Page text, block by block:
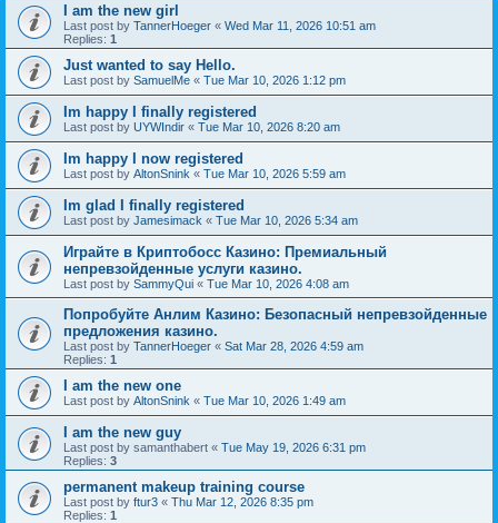
I am the new girl
Last post by TannerHoeger « Wed Mar 11, 2026 10:51 am
Replies: 1
Just wanted to say Hello.
Last post by SamuelMe « Tue Mar 10, 2026 1:12 pm
Im happy I finally registered
Last post by UYWIndir « Tue Mar 10, 2026 8:20 am
Im happy I now registered
Last post by AltonSnink « Tue Mar 10, 2026 5:59 am
Im glad I finally registered
Last post by Jamesimack « Tue Mar 10, 2026 5:34 am
Играйте в Криптобосс Казино: Премиальный
непревзойденные услуги казино.
Last post by SammyQui « Tue Mar 10, 2026 4:08 am
Попробуйте Анлим Казино: Безопасный непревзойденные
предложения казино.
Last post by TannerHoeger « Sat Mar 28, 2026 4:59 am
Replies: 1
I am the new one
Last post by AltonSnink « Tue Mar 10, 2026 1:49 am
I am the new guy
Last post by samanthabert « Tue May 19, 2026 6:31 pm
Replies: 3
permanent makeup training course
Last post by ftur3 « Thu Mar 12, 2026 8:35 pm
Replies: 1